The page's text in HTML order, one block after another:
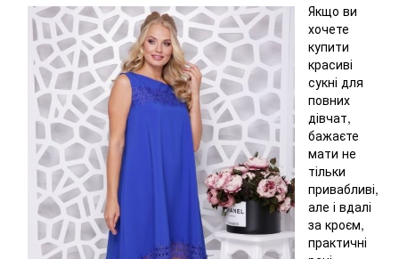
Якщо ви
хочете
купити
красиві
сукні для
повних
дівчат,
бажаєте
мати не
тільки
привабливі,
але і вдалі
за кроєм,
практичні